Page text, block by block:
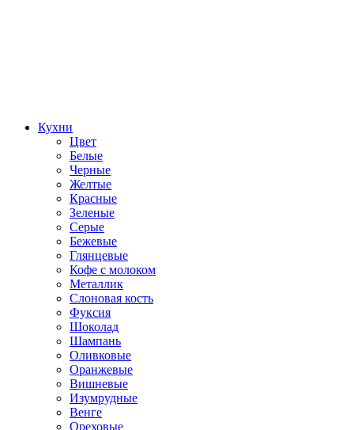
Кухни
Цвет
Белые
Черные
Желтые
Красные
Зеленые
Серые
Бежевые
Глянцевые
Кофе с молоком
Металлик
Слоновая кость
Фуксия
Шоколад
Шампань
Оливковые
Оранжевые
Вишневые
Изумрудные
Венге
Ореховые